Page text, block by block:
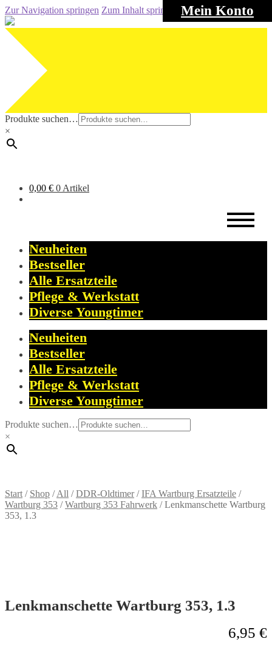
Mein Konto
Zur Navigation springen Zum Inhalt springen
Produkte suchen…
×
0,00 € 0 Artikel
Neuheiten
Bestseller
Alle Ersatzteile
Pflege & Werkstatt
Diverse Youngtimer
Neuheiten
Bestseller
Alle Ersatzteile
Pflege & Werkstatt
Diverse Youngtimer
Produkte suchen…
×
Start / Shop /All /DDR-Oldtimer/IFA Wartburg Ersatzteile /
Wartburg 353 /Wartburg 353 Fahrwerk /Lenkmanschette Wartburg
353, 1.3
Lenkmanschette Wartburg 353, 1.3
6,95 €